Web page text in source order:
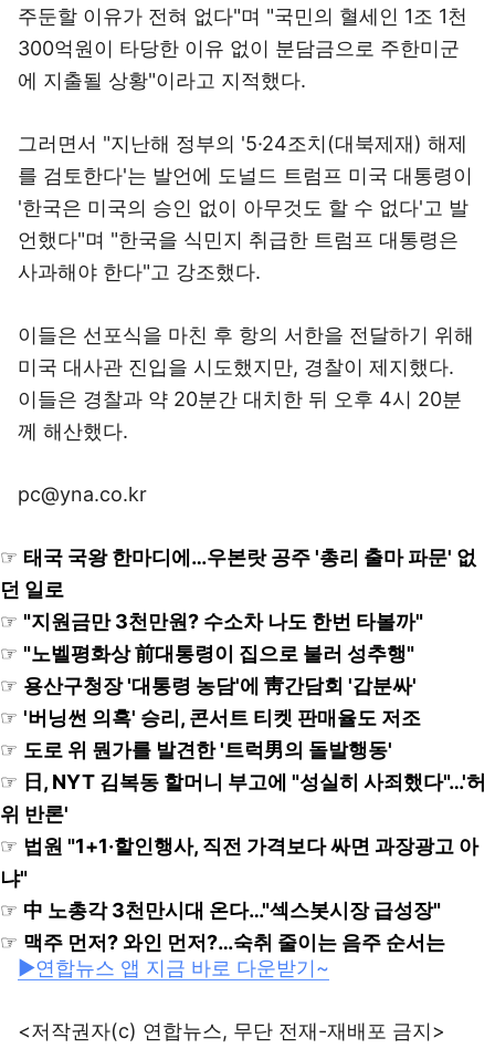
주둔할 이유가 전혀 없다"며 "국민의 혈세인 1조 1천
300억원이 타당한 이유 없이 분담금으로 주한미군
에 지출될 상황"이라고 지적했다.
그러면서 "지난해 정부의 '5·24조치(대북제재) 해제
를 검토한다'는 발언에 도널드 트럼프 미국 대통령이
'한국은 미국의 승인 없이 아무것도 할 수 없다'고 발
언했다"며 "한국을 식민지 취급한 트럼프 대통령은
사과해야 한다"고 강조했다.
이들은 선포식을 마친 후 항의 서한을 전달하기 위해
미국 대사관 진입을 시도했지만, 경찰이 제지했다.
이들은 경찰과 약 20분간 대치한 뒤 오후 4시 20분
께 해산했다.
pc@yna.co.kr
☞ 태국 국왕 한마디에…우본랏 공주 '총리 출마 파문' 없
던 일로
☞ "지원금만 3천만원? 수소차 나도 한번 타볼까"
☞ "노벨평화상 前대통령이 집으로 불러 성추행"
☞ 용산구청장 '대통령 농담'에 靑간담회 '갑분싸'
☞ '버닝썬 의혹' 승리, 콘서트 티켓 판매율도 저조
☞ 도로 위 뭔가를 발견한 '트럭男의 돌발행동'
☞ 日, NYT 김복동 할머니 부고에 "성실히 사죄했다"…'허
위 반론'
☞ 법원 "1+1·할인행사, 직전 가격보다 싸면 과장광고 아
냐"
☞ 中 노총각 3천만시대 온다…"섹스봇시장 급성장"
☞ 맥주 먼저? 와인 먼저?…숙취 줄이는 음주 순서는
▶연합뉴스 앱 지금 바로 다운받기~
<저작권자(c) 연합뉴스, 무단 전재-재배포 금지>